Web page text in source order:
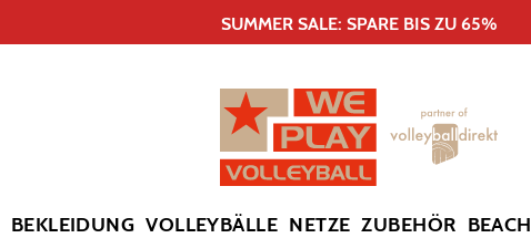
SUMMER SALE: SPARE BIS ZU 65%
BEKLEIDUNG VOLLEYBÄLLE NETZE ZUBEHÖR BEACH